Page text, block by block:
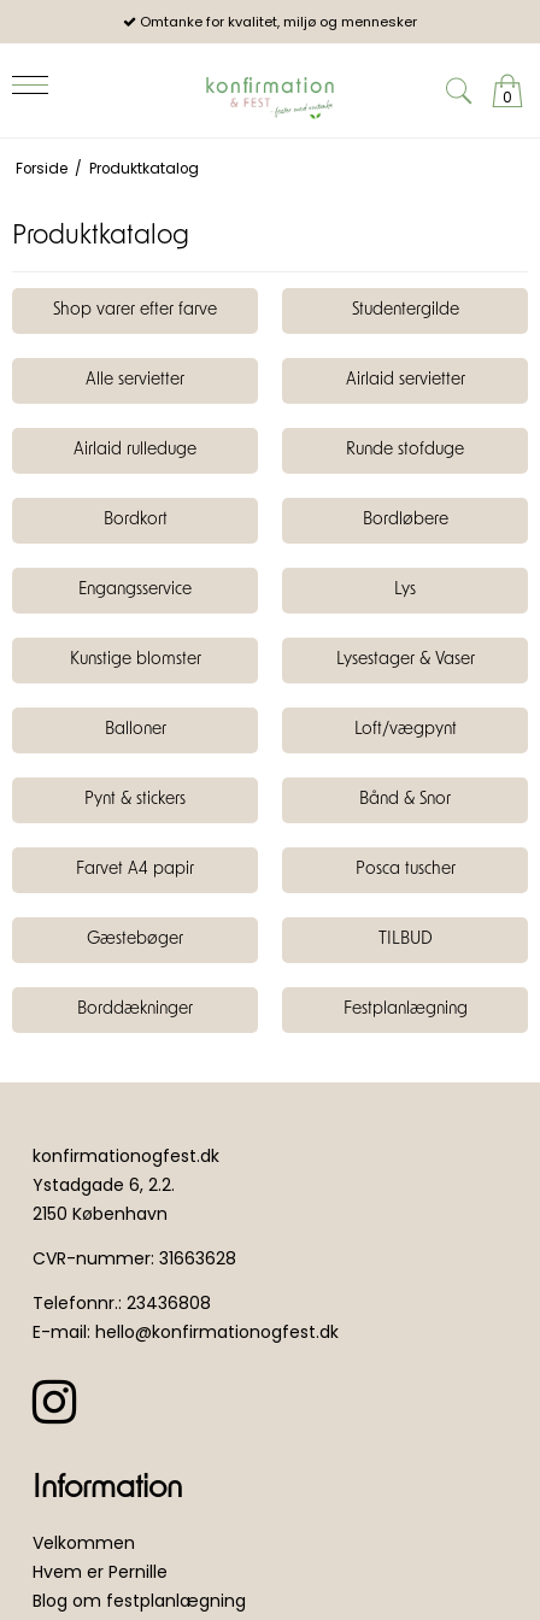
Omtanke for kvalitet, miljø og mennesker
0
Forside / Produktkatalog
Produktkatalog
Shop varer efter farve Studentergilde
Alle servietter Airlaid servietter
Airlaid rulleduge Runde stofduge
Bordkort Bordløbere
Engangsservice Lys
Kunstige blomster Lysestager & Vaser
Balloner Loft/vægpynt
Pynt & stickers Bånd & Snor
Farvet A4 papir Posca tuscher
Gæstebøger TILBUD
Borddækninger Festplanlægning
konfirmationogfest.dk
Ystadgade 6, 2.2.
2150 København
CVR-nummer: 31663628
Telefonnr.: 23436808
E-mail: hello@konfirmationogfest.dk
Information
Velkommen
Hvem er Pernille
Blog om festplanlægning